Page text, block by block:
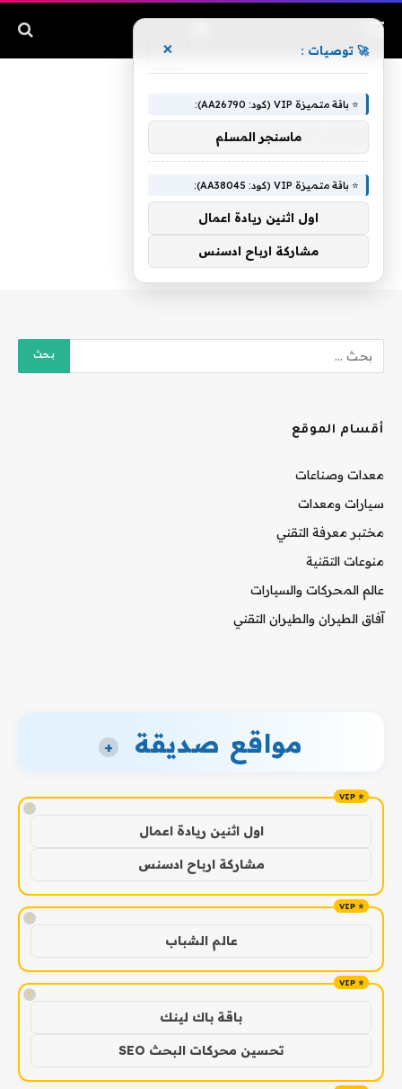
غرائب المخلوقات
أقسام الموقع
معدات وصناعات
سيارات ومعدات
مختبر معرفة التقني
منوعات التقنية
عالم المحركات والسيارات
آفاق الطيران والطيران التقني
مواقع صديقة +
!
اول اثنين ريادة اعمال
مشاركة ارباح ادسنس
!
عالم الشباب
!
باقة باك لينك
تحسين محركات البحث SEO
🚀 توصيات : ×
⭐ باقة متميزة VIP (كود: AA26790):
ماسنجر المسلم
⭐ باقة متميزة VIP (كود: AA38045):
اول اثنين ريادة اعمال
مشاركة ارباح ادسنس